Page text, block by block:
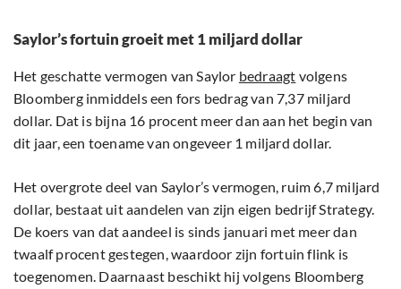
Saylor’s fortuin groeit met 1 miljard dollar
Het geschatte vermogen van Saylor bedraagt volgens
Bloomberg inmiddels een fors bedrag van 7,37 miljard
dollar. Dat is bijna 16 procent meer dan aan het begin van
dit jaar, een toename van ongeveer 1 miljard dollar.
Het overgrote deel van Saylor’s vermogen, ruim 6,7 miljard
dollar, bestaat uit aandelen van zijn eigen bedrijf Strategy.
De koers van dat aandeel is sinds januari met meer dan
twaalf procent gestegen, waardoor zijn fortuin flink is
toegenomen. Daarnaast beschikt hij volgens Bloomberg